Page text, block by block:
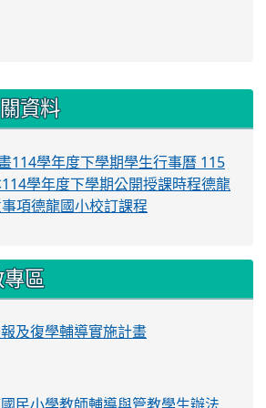
資料
114學年度下學期學生行事曆 115
114學年度下學期公開授課時程德龍
項德龍國小校訂課程
區
及復學輔導實施計畫